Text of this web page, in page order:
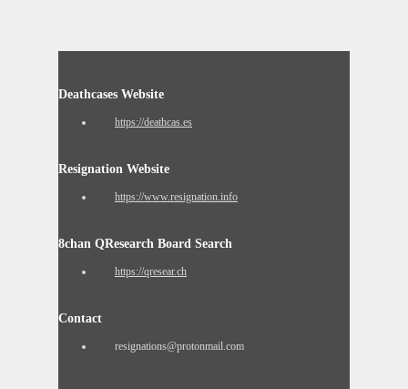
Deathcases Website
https://deathcas.es
Resignation Website
https://www.resignation.info
8chan QResearch Board Search
https://qresear.ch
Contact
resignations@protonmail.com